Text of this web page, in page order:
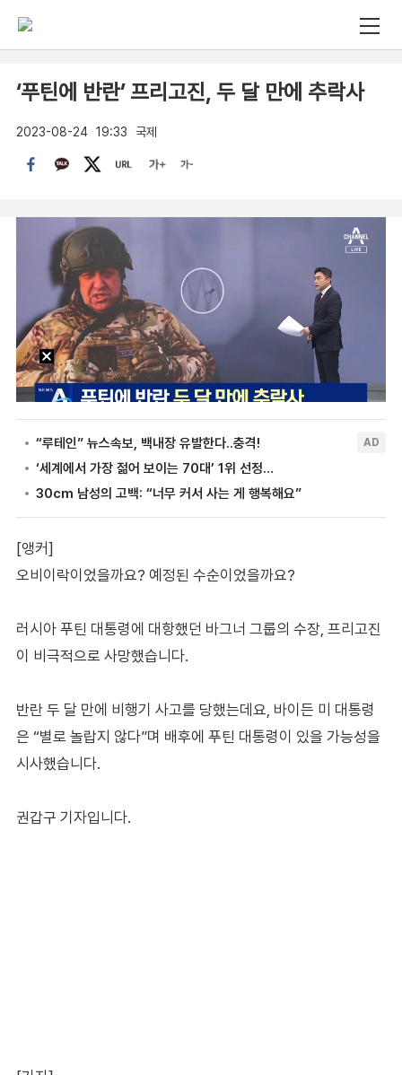
‘푸틴에 반란’ 프리고진, 두 달 만에 추락사
2023-08-24 19:33 국제
[앵커]
오비이락이었을까요? 예정된 수순이었을까요?
러시아 푸틴 대통령에 대항했던 바그너 그룹의 수장, 프리고진
이 비극적으로 사망했습니다.
반란 두 달 만에 비행기 사고를 당했는데요, 바이든 미 대통령
은 “별로 놀랍지 않다”며 배후에 푸틴 대통령이 있을 가능성을
시사했습니다.
권갑구 기자입니다.